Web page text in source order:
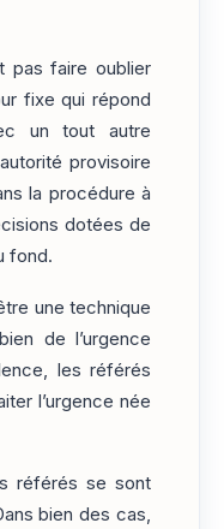
pas faire oublier
fixe qui répond
un tout autre
provisoire
la procédure à
dotées de
fond.
une technique
de l’urgence
les référés
l’urgence née
référés se sont
bien des cas,